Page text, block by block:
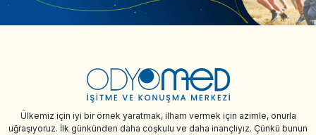
Ülkemiz için iyi bir örnek yaratmak, ilham vermek için azimle, onurla
uğraşıyoruz. İlk günkünden daha coşkulu ve daha inançlıyız. Çünkü bunun